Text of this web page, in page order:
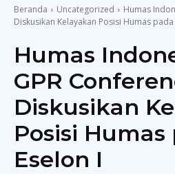
Beranda Uncategorized
Humas
Diskusikan Kelayakan Posisi Humas pada
Humas
GPR
Diskusikan
Posisi Humas
Eselon I